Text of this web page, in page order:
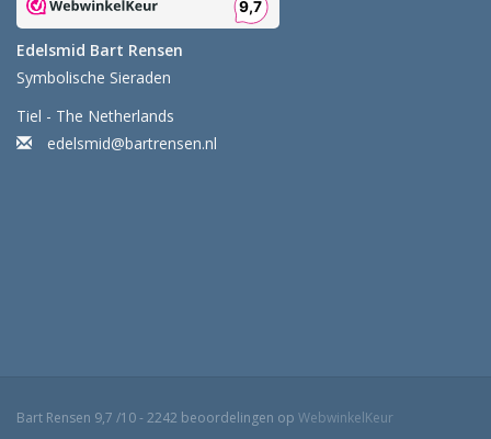
Edelsmid Bart Rensen
Symbolische Sieraden
Tiel - The Netherlands
edelsmid@bartrensen.nl
Bart Rensen 9,7 /10-2242 beoordelingen op WebwinkelKeur